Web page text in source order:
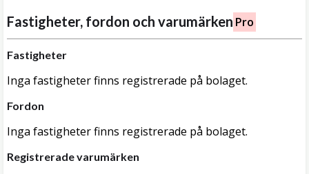
Fastigheter, fordon och varumärken Pro
Fastigheter
Inga fastigheter finns registrerade på bolaget.
Fordon
Inga fastigheter finns registrerade på bolaget.
Registrerade varumärken